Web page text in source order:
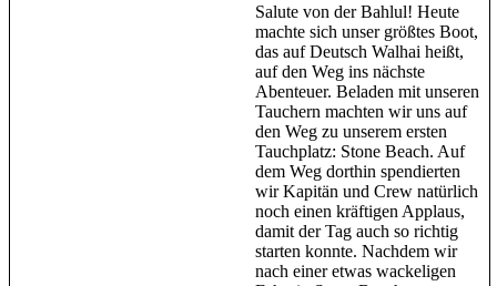
Salute von der Bahlul! Heute
machte sich unser größtes Boot,
das auf Deutsch Walhai heißt,
auf den Weg ins nächste
Abenteuer. Beladen mit unseren
Tauchern machten wir uns auf
den Weg zu unserem ersten
Tauchplatz: Stone Beach. Auf
dem Weg dorthin spendierten
wir Kapitän und Crew natürlich
noch einen kräftigen Applaus,
damit der Tag auch so richtig
starten konnte. Nachdem wir
nach einer etwas wackeligen